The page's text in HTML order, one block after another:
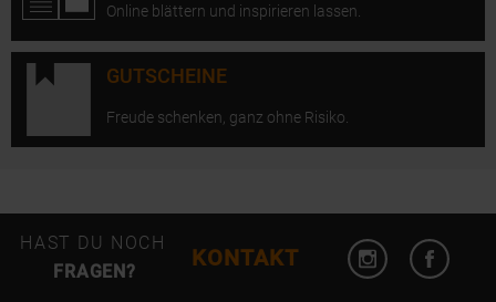
Online blättern und inspirieren lassen.
GUTSCHEINE
Freude schenken, ganz ohne Risiko.
HAST DU NOCH
FRAGEN?
KONTAKT
Instagram